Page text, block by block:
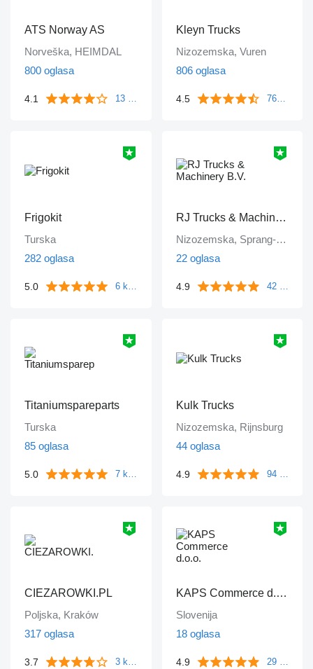
ATS Norway AS
Norveška, HEIMDAL
800 oglasa
4.1 13 komentara
Kleyn Trucks
Nizozemska, Vuren
806 oglasa
4.5 763 komentara
Frigokit
Turska
282 oglasa
5.0 6 komentara
RJ Trucks & Machinery B.V.
Nizozemska, Sprang-Capelle
22 oglasa
4.9 42 komentara
Titaniumspareparts
Turska
85 oglasa
5.0 7 komentara
Kulk Trucks
Nizozemska, Rijnsburg
44 oglasa
4.9 94 komentara
CIEZAROWKI.PL
Poljska, Kraków
317 oglasa
3.7 3 komentara
KAPS Commerce d.o.o.
Slovenija
18 oglasa
4.9 29 komentara